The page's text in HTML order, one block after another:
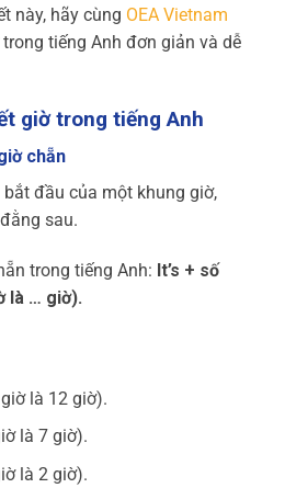
này, hãy cùng OEA Vietnam
tiếng Anh đơn giản và dễ
giờ trong tiếng Anh
chẵn
đầu của một khung giờ,
sau.
trong tiếng Anh: It’s + số
là … giờ).
giờ là 12 giờ).
là 7 giờ).
là 2 giờ).